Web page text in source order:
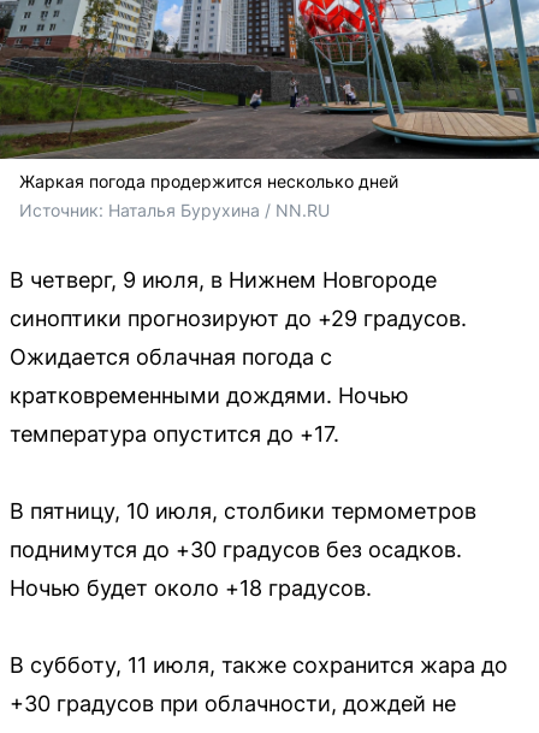
Жаркая погода продержится несколько дней
Источник: Наталья Бурухина / NN.RU
В четверг, 9 июля, в Нижнем Новгороде
синоптики прогнозируют до +29 градусов.
Ожидается облачная погода с
кратковременными дождями. Ночью
температура опустится до +17.
В пятницу, 10 июля, столбики термометров
поднимутся до +30 градусов без осадков.
Ночью будет около +18 градусов.
В субботу, 11 июля, также сохранится жара до
+30 градусов при облачности, дождей не